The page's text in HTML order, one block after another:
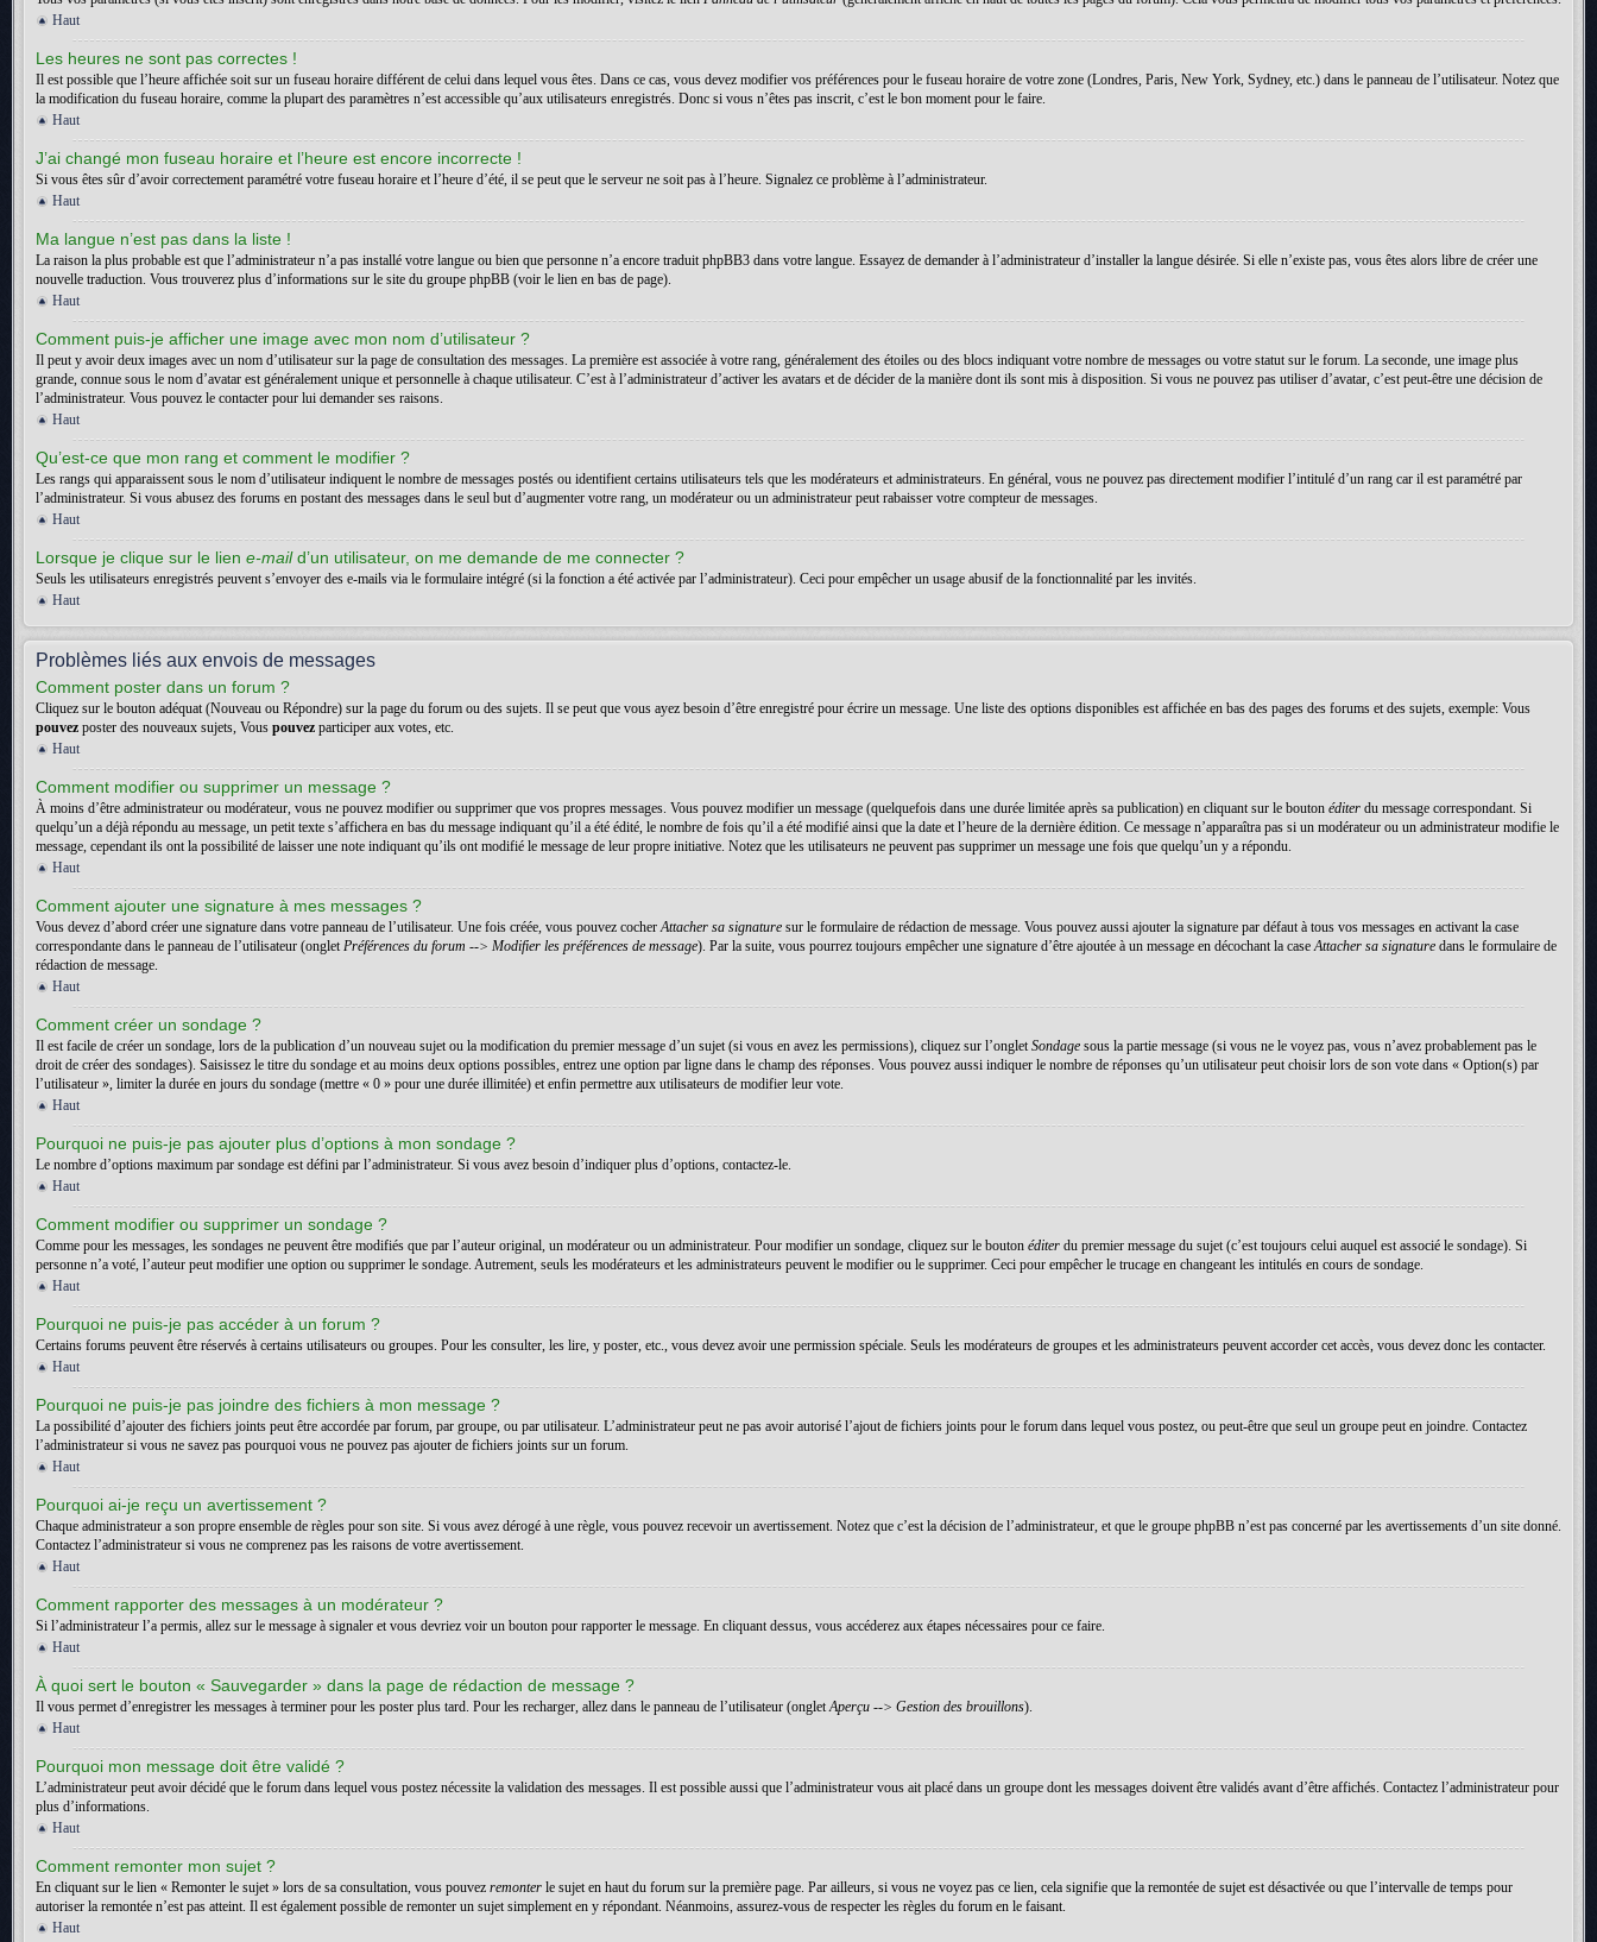
Haut
Les heures ne sont pas correctes !
Il est possible que l’heure affichée soit sur un fuseau horaire différent de celui dans lequel vous êtes. Dans ce cas, vous devez modifier vos préférences pour le fuseau horaire de votre zone (Londres, Paris, New York, Sydney, etc.) dans le panneau de l’utilisateur. Notez que
la modification du fuseau horaire, comme la plupart des paramètres n’est accessible qu’aux utilisateurs enregistrés. Donc si vous n’êtes pas inscrit, c’est le bon moment pour le faire.
Haut
J’ai changé mon fuseau horaire et l’heure est encore incorrecte !
Si vous êtes sûr d’avoir correctement paramétré votre fuseau horaire et l’heure d’été, il se peut que le serveur ne soit pas à l’heure. Signalez ce problème à l’administrateur.
Haut
Ma langue n’est pas dans la liste !
La raison la plus probable est que l’administrateur n’a pas installé votre langue ou bien que personne n’a encore traduit phpBB3 dans votre langue. Essayez de demander à l’administrateur d’installer la langue désirée. Si elle n’existe pas, vous êtes alors libre de créer une
nouvelle traduction. Vous trouverez plus d’informations sur le site du groupe phpBB (voir le lien en bas de page).
Haut
Comment puis-je afficher une image avec mon nom d’utilisateur ?
Il peut y avoir deux images avec un nom d’utilisateur sur la page de consultation des messages. La première est associée à votre rang, généralement des étoiles ou des blocs indiquant votre nombre de messages ou votre statut sur le forum. La seconde, une image plus
grande, connue sous le nom d’avatar est généralement unique et personnelle à chaque utilisateur. C’est à l’administrateur d’activer les avatars et de décider de la manière dont ils sont mis à disposition. Si vous ne pouvez pas utiliser d’avatar, c’est peut-être une décision de
l’administrateur. Vous pouvez le contacter pour lui demander ses raisons.
Haut
Qu’est-ce que mon rang et comment le modifier ?
Les rangs qui apparaissent sous le nom d’utilisateur indiquent le nombre de messages postés ou identifient certains utilisateurs tels que les modérateurs et administrateurs. En général, vous ne pouvez pas directement modifier l’intitulé d’un rang car il est paramétré par
l’administrateur. Si vous abusez des forums en postant des messages dans le seul but d’augmenter votre rang, un modérateur ou un administrateur peut rabaisser votre compteur de messages.
Haut
Lorsque je clique sur le lien e-maild’un utilisateur, on me demande de me connecter ?
Seuls les utilisateurs enregistrés peuvent s’envoyer des e-mails via le formulaire intégré (si la fonction a été activée par l’administrateur). Ceci pour empêcher un usage abusif de la fonctionnalité par les invités.
Haut
Problèmes liés aux envois de messages
Comment poster dans un forum ?
Cliquez sur le bouton adéquat (Nouveau ou Répondre) sur la page du forum ou des sujets. Il se peut que vous ayez besoin d’être enregistré pour écrire un message. Une liste des options disponibles est affichée en bas des pages des forums et des sujets, exemple: Vous
pouvez poster des nouveaux sujets, Vous pouvez participer aux votes, etc.
Haut
Comment modifier ou supprimer un message ?
À moins d’être administrateur ou modérateur, vous ne pouvez modifier ou supprimer que vos propres messages. Vous pouvez modifier un message (quelquefois dans une durée limitée après sa publication) en cliquant sur le bouton éditer du message correspondant. Si
quelqu’un a déjà répondu au message, un petit texte s’affichera en bas du message indiquant qu’il a été édité, le nombre de fois qu’il a été modifié ainsi que la date et l’heure de la dernière édition. Ce message n’apparaîtra pas si un modérateur ou un administrateur modifie le
message, cependant ils ont la possibilité de laisser une note indiquant qu’ils ont modifié le message de leur propre initiative. Notez que les utilisateurs ne peuvent pas supprimer un message une fois que quelqu’un y a répondu.
Haut
Comment ajouter une signature à mes messages ?
Vous devez d’abord créer une signature dans votre panneau de l’utilisateur. Une fois créée, vous pouvez cocherAttacher sa signature sur le formulaire de rédaction de message. Vous pouvez aussi ajouter la signature par défaut à tous vos messages en activant la case
correspondante dans le panneau de l’utilisateur (ongletPréférences du forum --> Modifier les préférences de message). Par la suite, vous pourrez toujours empêcher une signature d’être ajoutée à un message en décochant la caseAttacher sa signature dans le formulaire de
rédaction de message.
Haut
Comment créer un sondage ?
Il est facile de créer un sondage, lors de la publication d’un nouveau sujet ou la modification du premier message d’un sujet (si vous en avez les permissions), cliquez sur l’ongletSondage sous la partie message (si vous ne le voyez pas, vous n’avez probablement pas le
droit de créer des sondages). Saisissez le titre du sondage et au moins deux options possibles, entrez une option par ligne dans le champ des réponses. Vous pouvez aussi indiquer le nombre de réponses qu’un utilisateur peut choisir lors de son vote dans « Option(s) par
l’utilisateur », limiter la durée en jours du sondage (mettre « 0 » pour une durée illimitée) et enfin permettre aux utilisateurs de modifier leur vote.
Haut
Pourquoi ne puis-je pas ajouter plus d’options à mon sondage ?
Le nombre d’options maximum par sondage est défini par l’administrateur. Si vous avez besoin d’indiquer plus d’options, contactez-le.
Haut
Comment modifier ou supprimer un sondage ?
Comme pour les messages, les sondages ne peuvent être modifiés que par l’auteur original, un modérateur ou un administrateur. Pour modifier un sondage, cliquez sur le bouton éditer du premier message du sujet (c’est toujours celui auquel est associé le sondage). Si
personne n’a voté, l’auteur peut modifier une option ou supprimer le sondage. Autrement, seuls les modérateurs et les administrateurs peuvent le modifier ou le supprimer. Ceci pour empêcher le trucage en changeant les intitulés en cours de sondage.
Haut
Pourquoi ne puis-je pas accéder à un forum ?
Certains forums peuvent être réservés à certains utilisateurs ou groupes. Pour les consulter, les lire, y poster, etc., vous devez avoir une permission spéciale. Seuls les modérateurs de groupes et les administrateurs peuvent accorder cet accès, vous devez donc les contacter.
Haut
Pourquoi ne puis-je pas joindre des fichiers à mon message ?
La possibilité d’ajouter des fichiers joints peut être accordée par forum, par groupe, ou par utilisateur. L’administrateur peut ne pas avoir autorisé l’ajout de fichiers joints pour le forum dans lequel vous postez, ou peut-être que seul un groupe peut en joindre. Contactez
l’administrateur si vous ne savez pas pourquoi vous ne pouvez pas ajouter de fichiers joints sur un forum.
Haut
Pourquoi ai-je reçu un avertissement ?
Chaque administrateur a son propre ensemble de règles pour son site. Si vous avez dérogé à une règle, vous pouvez recevoir un avertissement. Notez que c’est la décision de l’administrateur, et que le groupe phpBB n’est pas concerné par les avertissements d’un site donné.
Contactez l’administrateur si vous ne comprenez pas les raisons de votre avertissement.
Haut
Comment rapporter des messages à un modérateur ?
Si l’administrateur l’a permis, allez sur le message à signaler et vous devriez voir un bouton pour rapporter le message. En cliquant dessus, vous accéderez aux étapes nécessaires pour ce faire.
Haut
À quoi sert le bouton « Sauvegarder » dans la page de rédaction de message ?
Il vous permet d’enregistrer les messages à terminer pour les poster plus tard. Pour les recharger, allez dans le panneau de l’utilisateur (ongletAperçu --> Gestion des brouillons).
Haut
Pourquoi mon message doit être validé ?
L’administrateur peut avoir décidé que le forum dans lequel vous postez nécessite la validation des messages. Il est possible aussi que l’administrateur vous ait placé dans un groupe dont les messages doivent être validés avant d’être affichés. Contactez l’administrateur pour
plus d’informations.
Haut
Comment remonter mon sujet ?
En cliquant sur le lien « Remonter le sujet » lors de sa consultation, vous pouvez remonter le sujet en haut du forum sur la première page. Par ailleurs, si vous ne voyez pas ce lien, cela signifie que la remontée de sujet est désactivée ou que l’intervalle de temps pour
autoriser la remontée n’est pas atteint. Il est également possible de remonter un sujet simplement en y répondant. Néanmoins, assurez-vous de respecter les règles du forum en le faisant.
Haut